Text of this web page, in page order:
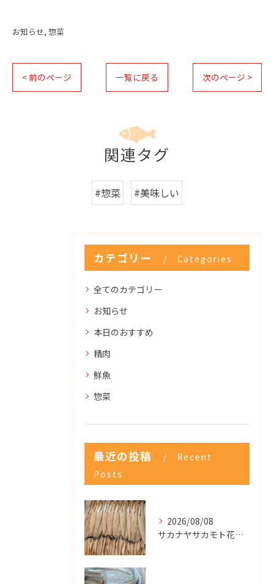
お知らせ 惣菜
< 前のページ 一覧に戻る 次のページ >
関連タグ
#惣菜 #美味しい
カテゴリー Categories
全てのカテゴリー
お知らせ
本日のおすすめ
精肉
鮮魚
惣菜
最近の投稿
Recent
Posts
2026/08/08
サカナヤサカモト花園店